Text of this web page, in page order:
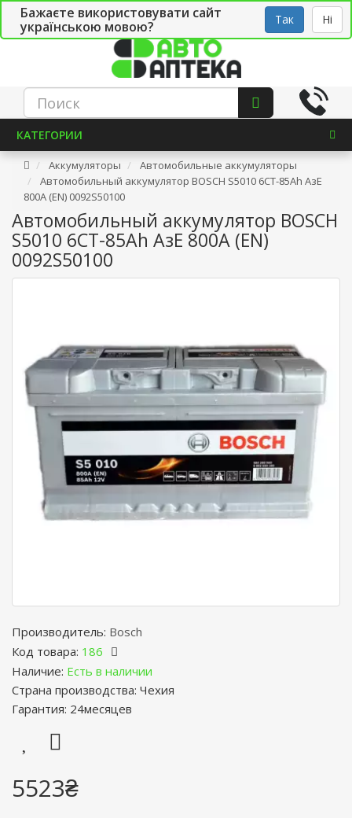
Бажаєте використовувати сайт
українською мовою?
Так Ні
СТО Укр
КАТЕГОРИИ
Аккумуляторы
Автомобильные аккумуляторы
Автомобильный аккумулятор BOSCH S5010 6СТ-85Ah АзЕ
800A (EN) 0092S50100
Автомобильный аккумулятор BOSCH
S5010 6СТ-85Ah АзЕ 800A (EN)
0092S50100
Производитель: Bosch
Код товара: 186
Наличие: Есть в наличии
Страна производства: Чехия
Гарантия: 24месяцев
5523₴